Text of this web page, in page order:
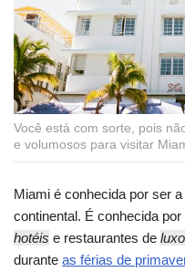
Você está com sorte, pois
e volumosos para visitar
Miami é conhecida por ser
continental. É conhecida
hotéis e restaurantes de luxo
durante as férias de